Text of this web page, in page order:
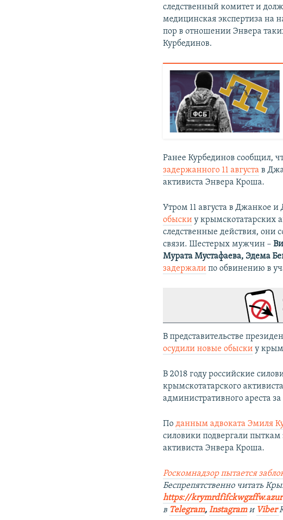
следственный комитет и
медицинская экспертиза на
пор в отношении Энвера
Курбединов.
Ранее Курбединов сообщил,
задержанного 11 августа в
активиста Энвера Кроша.
Утром 11 августа в Джанкое
обыски у крымскотатарских
следственные действия,
связи. Шестерых мужчин –
Мурата Мустафаева, Эдема
задержали по обвинению в
В представительстве
осудили новые обыски у
В 2018 году российские
крымскотатарского
административного ареста
Поданным адвоката Эмиля
силовики подвергали
активиста Энвера Кроша.
Роскомнадзор пытается
Беспрепятственно читать
https://
в Telegram, Instagram и Viber